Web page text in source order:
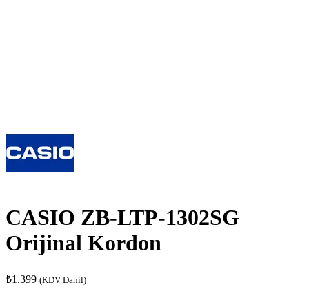
CASIO ZB-LTP-1302SG
Orijinal Kordon
₺1.399 (KDV Dahil)